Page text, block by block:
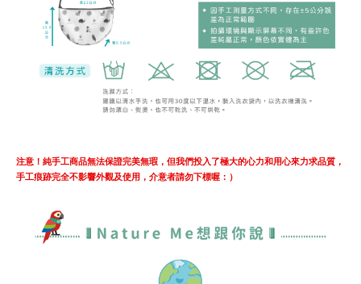
注意！純手工商品無法保證完美無瑕，但我們投入了極大的心力和用心來力求品質，
手工痕跡完全不影響外觀及使用，介意者請勿下標喔：）